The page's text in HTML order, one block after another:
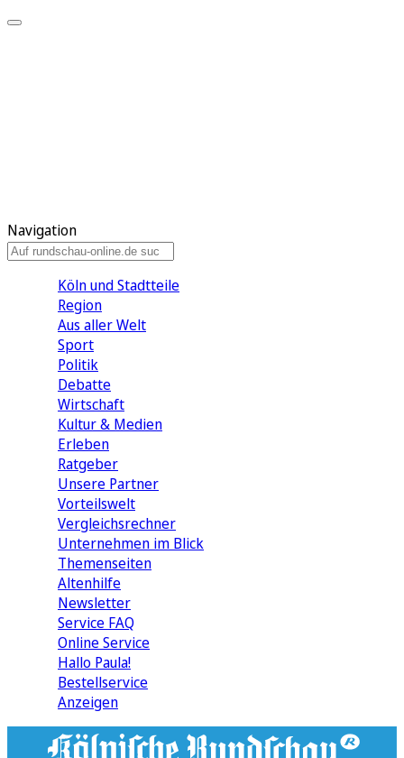
Navigation
Köln und Stadtteile
Region
Aus aller Welt
Sport
Politik
Debatte
Wirtschaft
Kultur & Medien
Erleben
Ratgeber
Unsere Partner
Vorteilswelt
Vergleichsrechner
Unternehmen im Blick
Themenseiten
Altenhilfe
Newsletter
Service FAQ
Online Service
Hallo Paula!
Bestellservice
Anzeigen